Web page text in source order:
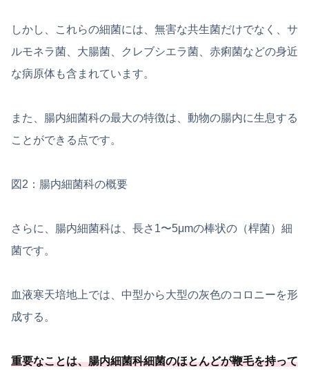
しかし、これらの細菌には、無害な共生菌だけでなく、サ
ルモネラ菌、大腸菌、クレブシエラ菌、赤痢菌などの身近
な病原体も含まれています。
また、腸内細菌科の最大の特徴は、動物の腸内に生息する
ことができる点です。
図2：腸内細菌科の概要
さらに、腸内細菌科は、長さ1〜5μmの棒状の（桿菌）細
菌です。
血液寒天培地上では、中型から大型の灰色のコロニーを形
成する。
重要なことは、腸内細菌科細菌のほとんどが鞭毛を持って